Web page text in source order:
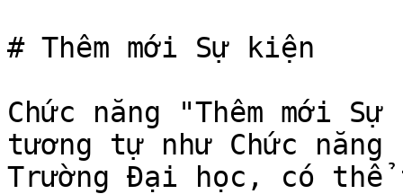
# Thêm mới Sự kiện
Chức năng "Thêm mới
tương tự như Chức
Trường Đại học, có